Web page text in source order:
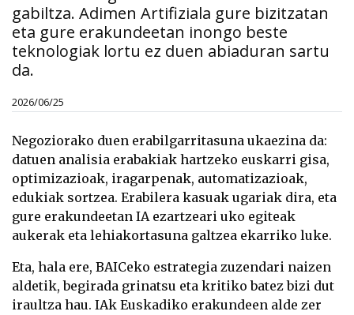
gabiltza. Adimen Artifiziala gure bizitzatan
eta gure erakundeetan inongo beste
teknologiak lortu ez duen abiaduran sartu
da.
2026/06/25
Negoziorako duen erabilgarritasuna ukaezina da:
datuen analisia erabakiak hartzeko euskarri gisa,
optimizazioak, iragarpenak, automatizazioak,
edukiak sortzea. Erabilera kasuak ugariak dira, eta
gure erakundeetan IA ezartzeari uko egiteak
aukerak eta lehiakortasuna galtzea ekarriko luke.
Eta, hala ere, BAICeko estrategia zuzendari naizen
aldetik, begirada grinatsu eta kritiko batez bizi dut
iraultza hau. IAk Euskadiko erakundeen alde zer